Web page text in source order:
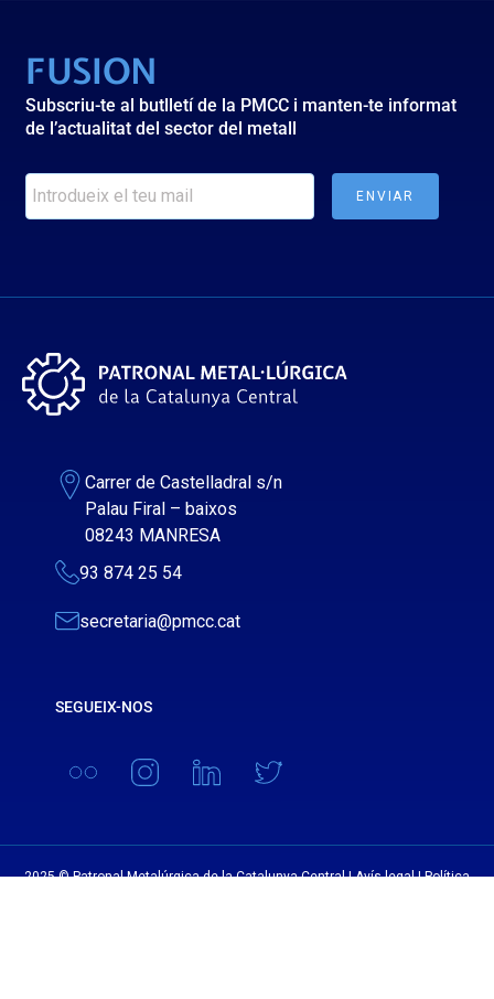
FUSION
Subscriu-te al butlletí de la PMCC i manten-te informat
de l’actualitat del sector del metall
Carrer de Castelladral s/n
Palau Firal – baixos
08243 MANRESA
93 874 25 54
secretaria@pmcc.cat
SEGUEIX-NOS
2025 © Patronal Metalúrgica de la Catalunya Central |Avís legal|Política